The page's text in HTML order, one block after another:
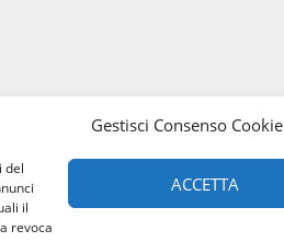
Gestisci Consenso Cookie
del
il
revoca
ACCETTA